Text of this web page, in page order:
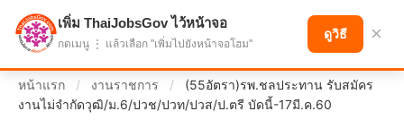
แบ่งปันโอกาส เพื่ออนาคตที่ก้าวหน้า
หน้าแรก / งานราชการ /
(55อัตรา)รพ.ชลประทาน รับสมัคร
งานไม่จำกัดวุฒิ/ม.6/ปวช/ปวท/ปวส/ป.ตรี บัดนี้-17มี.ค.60
เพิ่ม ThaiJobsGov ไว้หน้าจอ
กดเมนู ⋮ แล้วเลือก "เพิ่มไปยังหน้าจอโฮม"
ดูวิธี ×